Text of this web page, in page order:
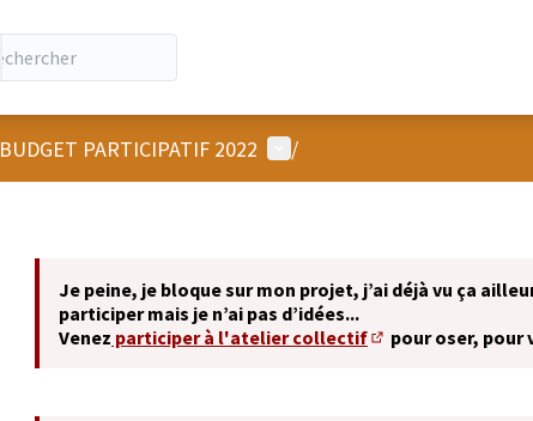
BUDGET PARTICIPATIF 2022 Menu utilisateur
/
Je peine, je bloque sur mon projet, j’ai déjà vu ça
participer mais je n’ai pas d’idées...
Venez participer à l'atelier collectif
(S'ouvre dans un
pour oser, pour